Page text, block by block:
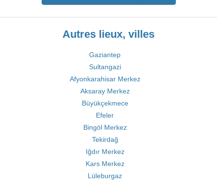
Autres lieux, villes
Gaziantep
Sultangazi
Afyonkarahisar Merkez
Aksaray Merkez
Büyükçekmece
Efeler
Bingöl Merkez
Tekirdağ
Iğdır Merkez
Kars Merkez
Lüleburgaz